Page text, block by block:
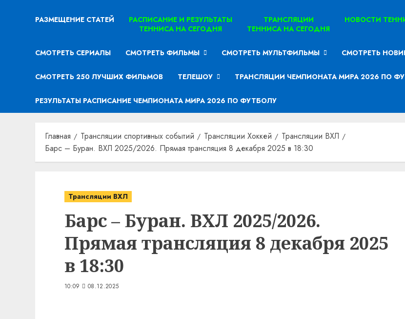
РАЗМЕЩЕНИЕ СТАТЕЙ
РАСПИСАНИЕ И РЕЗУЛЬТАТЫ
ТЕННИСА НА СЕГОДНЯ
ТРАНСЛЯЦИИ
ТЕННИСА НА СЕГОДНЯ
НОВОСТИ
СМОТРЕТЬ СЕРИАЛЫ СМОТРЕТЬ ФИЛЬМЫ СМОТРЕТЬ МУЛЬТФИЛЬМЫ СМОТРЕТЬ
СМОТРЕТЬ 250 ЛУЧШИХ ФИЛЬМОВ ТЕЛЕШОУ ТРАНСЛЯЦИИ ЧЕМПИОНАТА МИРА 2026 ПО
РЕЗУЛЬТАТЫ РАСПИСАНИЕ ЧЕМПИОНАТА МИРА 2026 ПО ФУТБОЛУ
Главная Трансляции спортивных событий Трансляции Хоккей
Трансляции ВХЛ
Барс – Буран. ВХЛ 2025/2026. Прямая трансляция 8 декабря 2025 в 18:30
Трансляции ВХЛ
Барс – Буран. ВХЛ 2025/2026.
Прямая трансляция 8 декабря 2025
в 18:30
10:09 08.12.2025